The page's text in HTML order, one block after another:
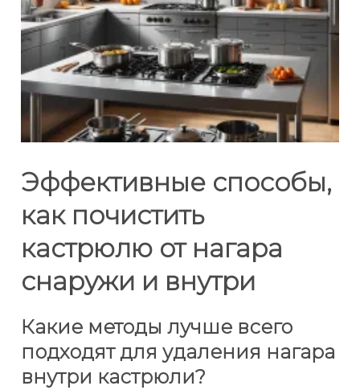
Эффективные способы,
как почистить
кастрюлю от нагара
снаружи и внутри
Какие методы лучше всего
подходят для удаления нагара
внутри кастрюли?